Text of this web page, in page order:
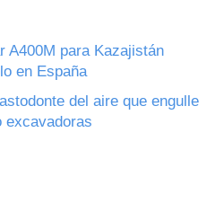
A400M para Kazajistán
en España
del aire que engulle
excavadoras